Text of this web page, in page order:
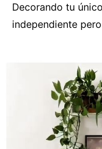
Decorando tu
independiente